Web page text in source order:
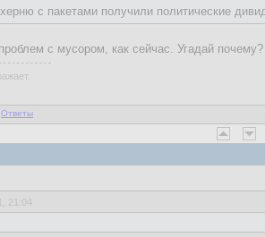
с пакетами получили политические
с мусором, как сейчас. Угадай почему?
Ответы
21:04